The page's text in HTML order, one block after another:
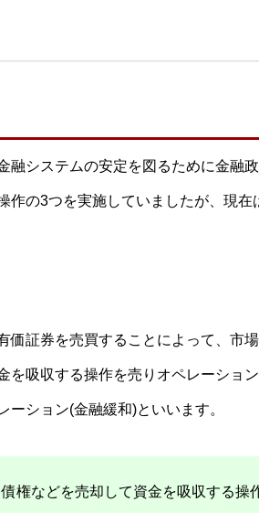
融システムの安定を図るために金融
作の3つを実施していましたが、現在
価証券を売買することによって、市
を吸収する操作を売りオペレーショ
ーション(金融緩和)といいます。
権などを売却して資金を吸収する操